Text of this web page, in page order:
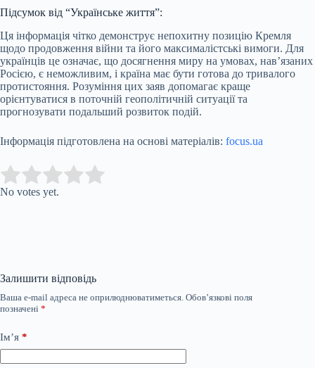
Підсумок від “Українське життя”:
Ця інформація чітко демонструє непохитну позицію Кремля
щодо продовження війни та його максималістські вимоги. Для
українців це означає, що досягнення миру на умовах, нав’язаних
Росією, є неможливим, і країна має бути готова до тривалого
протистояння. Розуміння цих заяв допомагає краще
орієнтуватися в поточній геополітичній ситуації та
прогнозувати подальший розвиток подій.
Інформація підготовлена на основі матеріалів: focus.ua
Rate this item:
No votes yet.
Залишити відповідь
Ваша e-mail адреса не оприлюднюватиметься. Обов’язкові поля
позначені *
Ім’я *